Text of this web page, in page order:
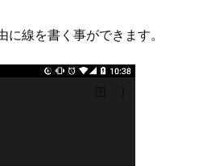
線を書く事ができます。